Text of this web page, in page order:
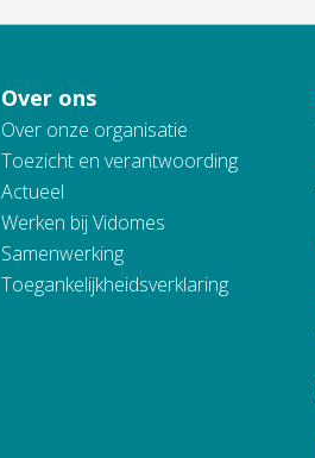
Over ons
Over onze organisatie
Toezicht en verantwoording
Actueel
Werken bij Vidomes
Samenwerking
Toegankelijkheidsverklaring